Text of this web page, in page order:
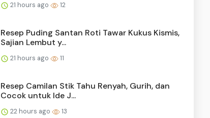
21 hours ago 12
Resep Puding Santan Roti Tawar Kukus Kismis,
Sajian Lembut y...
21 hours ago 11
Resep Camilan Stik Tahu Renyah, Gurih, dan
Cocok untuk Ide J...
22 hours ago 13